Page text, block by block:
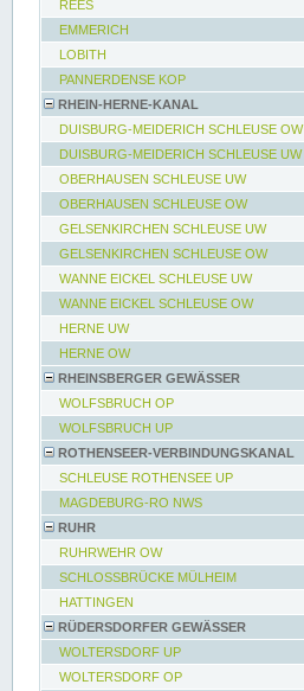
REES
EMMERICH
LOBITH
PANNERDENSE KOP
RHEIN-HERNE-KANAL
DUISBURG-MEIDERICH SCHLEUSE OW
DUISBURG-MEIDERICH SCHLEUSE UW
OBERHAUSEN SCHLEUSE UW
OBERHAUSEN SCHLEUSE OW
GELSENKIRCHEN SCHLEUSE UW
GELSENKIRCHEN SCHLEUSE OW
WANNE EICKEL SCHLEUSE UW
WANNE EICKEL SCHLEUSE OW
HERNE UW
HERNE OW
RHEINSBERGER GEWÄSSER
WOLFSBRUCH OP
WOLFSBRUCH UP
ROTHENSEER-VERBINDUNGSKANAL
SCHLEUSE ROTHENSEE UP
MAGDEBURG-RO NWS
RUHR
RUHRWEHR OW
SCHLOSSBRÜCKE MÜLHEIM
HATTINGEN
RÜDERSDORFER GEWÄSSER
WOLTERSDORF UP
WOLTERSDORF OP